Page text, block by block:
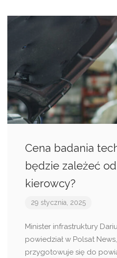
Cena badania
będzie zależeć
kierowcy?
29 stycznia, 2025
Minister infrastruktury
powiedział w Polsat
przygotowuje się do